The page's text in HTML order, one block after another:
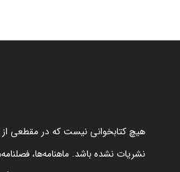
هیچ کتابخوانی نیست که در مقطعی
نشریات نشده باشد. ماهنامه‌ها،